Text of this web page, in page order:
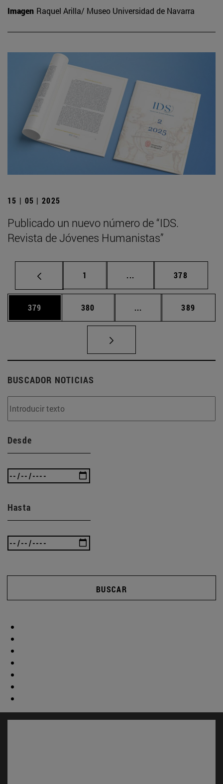
Imagen Raquel Arilla/ Museo Universidad de Navarra
15 | 05 | 2025
Publicado un nuevo número de “IDS.
Revista de Jóvenes Humanistas”
Página
1 ... Páginas intermedias
Página
378
Página
379 Página
380 ... Páginas intermedias
Página
389
BUSCADOR NOTICIAS
Desde
Hasta
BUSCAR